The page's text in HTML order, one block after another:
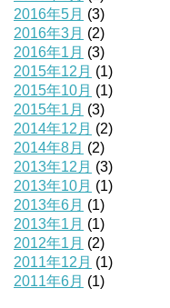
2016年5月 (3)
2016年3月 (2)
2016年1月 (3)
2015年12月 (1)
2015年10月 (1)
2015年1月 (3)
2014年12月 (2)
2014年8月 (2)
2013年12月 (3)
2013年10月 (1)
2013年6月 (1)
2013年1月 (1)
2012年1月 (2)
2011年12月 (1)
2011年6月 (1)